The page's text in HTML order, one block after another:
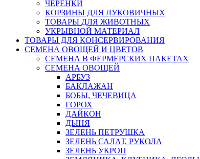
ЧЕРЕНКИ
КОРЗИНЫ ДЛЯ ЛУКОВИЧНЫХ
ТОВАРЫ ДЛЯ ЖИВОТНЫХ
УКРЫВНОЙ МАТЕРИАЛ
ТОВАРЫ ДЛЯ КОНСЕРВИРОВАНИЯ
СЕМЕНА ОВОЩЕЙ И ЦВЕТОВ
СЕМЕНА В ФЕРМЕРСКИХ ПАКЕТАХ
СЕМЕНА ОВОЩЕЙ
АРБУЗ
БАКЛАЖАН
БОБЫ, ЧЕЧЕВИЦА
ГОРОХ
ДАЙКОН
ДЫНЯ
ЗЕЛЕНЬ ПЕТРУШКА
ЗЕЛЕНЬ САЛАТ, РУКОЛА
ЗЕЛЕНЬ УКРОП